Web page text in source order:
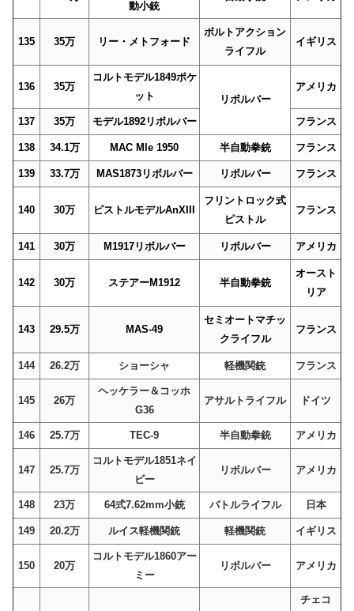
動小銃
135 35万 リー・メトフォード
ボルトアクション
ライフル
イギリス
136 35万
コルトモデル1849ポケ
ット
リボルバー
アメリカ
137 35万 モデル1892リボルバー フランス
138 34.1万 MAC Mle 1950 半自動拳銃 フランス
139 33.7万 MAS1873リボルバー リボルバー フランス
140 30万 ピストルモデルAnXIII
フリントロック式
ピストル
フランス
141 30万 M1917リボルバー リボルバー アメリカ
142 30万 ステアーM1912 半自動拳銃
オースト
リア
143 29.5万 MAS-49
セミオートマチッ
クライフル
フランス
144 26.2万 ショーシャ 軽機関銃 フランス
145 26万
ヘッケラー＆コッホ
G36
アサルトライフル ドイツ
146 25.7万 TEC-9 半自動拳銃 アメリカ
147 25.7万
コルトモデル1851ネイ
ビー
リボルバー アメリカ
148 23万 64式7.62mm小銃 バトルライフル 日本
149 20.2万 ルイス軽機関銃 軽機関銃 イギリス
150 20万
コルトモデル1860アー
ミー
リボルバー アメリカ
チェコ